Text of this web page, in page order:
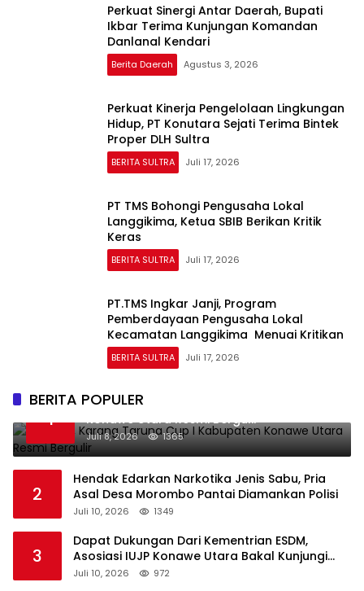
Perkuat Sinergi Antar Daerah, Bupati
Ikbar Terima Kunjungan Komandan
Danlanal Kendari
Berita Daerah Agustus 3, 2026
Perkuat Kinerja Pengelolaan Lingkungan
Hidup, PT Konutara Sejati Terima Bintek
Proper DLH Sultra
BERITA SULTRA Juli 17, 2026
PT TMS Bohongi Pengusaha Lokal
Langgikima, Ketua SBIB Berikan Kritik
Keras
BERITA SULTRA Juli 17, 2026
PT.TMS Ingkar Janji, Program
Pemberdayaan Pengusaha Lokal
Kecamatan Langgikima Menuai Kritikan
BERITA SULTRA Juli 17, 2026
BERITA POPULER
1
Perdana, Karang Taruna Cup I Kabupaten
Konawe Utara Resmi Bergulir
Juli 8, 2026 1365
2
Hendak Edarkan Narkotika Jenis Sabu, Pria
Asal Desa Morombo Pantai Diamankan Polisi
Juli 10, 2026 1349
3
Dapat Dukungan Dari Kementrian ESDM,
Asosiasi IUJP Konawe Utara Bakal Kunjungi
Pemegang IUP di Konut
Juli 10, 2026 972